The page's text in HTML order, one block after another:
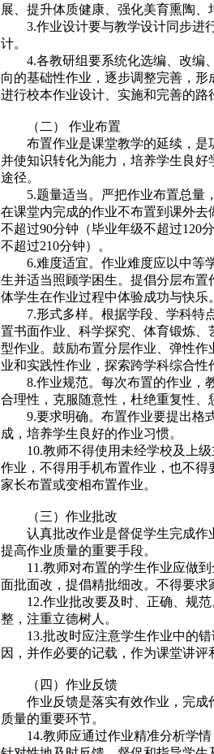
展、提升体质健康、强化美育熏陶、
3.作业设计要与教学设计同步进
计。
4.各教研组要系统化选编、改编
向的基础性作业，逐步调整完善，
进行校本作业设计、实施和完善的路
（二） 作业布置
布置作业是课堂教学的延续，
并使知识转化为能力，培养学生良
途径。
5.题量适当。严把作业布置总量
在课堂内完成的作业不布置到课外
不超过90分钟（毕业年级不超过120
不超过210分钟）。
6.难度适宜。作业难度应以中等
生并适当照顾学困生。提倡分层布
体学生在作业过程中体验成功与快乐
7.形式多样。根据学段、学科特
置书面作业、科学探究、体育锻炼
型作业。鼓励布置分层作业、弹性
业和实践性作业，探索跨学科综合性
8.作业规范。每次布置的作业，
合理性，克服随意性，杜绝重复性、
9.要求明确。布置作业要提出格
成，培养学生良好的作业习惯。
10.教师不得使用未经学校及上
作业，不得用手机布置作业，也不
家长布置或变相布置作业。
（三）作业批改
认真批改作业是督促学生完成
提高作业质量的重要手段。
11.教师对布置的学生作业应做
面批面改，提倡精批细改。不得要求
12.作业批改要及时、正确、规
整，注重立德树人。
13.批改时应注意学生作业中的
因，并作必要的记载，作为课堂讲评
（四）作业反馈
作业反馈是落实有效作业，完
质量的重要环节。
14.教师应通过作业精准分析学